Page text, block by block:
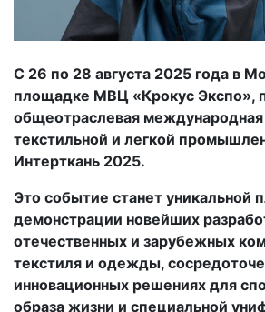
С 26 по 28 августа 2025 года в
площадке МВЦ «Крокус Экспо»,
общеотраслевая международная
текстильной и легкой
Интерткань 2025.
Это событие станет уникальной
демонстрации новейших
отечественных и зарубежных
текстиля и одежды,
инновационных решениях для
образа жизни и специальной